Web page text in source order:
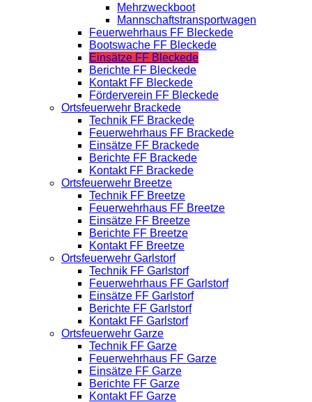
Mehrzweckboot
Mannschaftstransportwagen
Feuerwehrhaus FF Bleckede
Bootswache FF Bleckede
Einsätze FF Bleckede
Berichte FF Bleckede
Kontakt FF Bleckede
Förderverein FF Bleckede
Ortsfeuerwehr Brackede
Technik FF Brackede
Feuerwehrhaus FF Brackede
Einsätze FF Brackede
Berichte FF Brackede
Kontakt FF Brackede
Ortsfeuerwehr Breetze
Technik FF Breetze
Feuerwehrhaus FF Breetze
Einsätze FF Breetze
Berichte FF Breetze
Kontakt FF Breetze
Ortsfeuerwehr Garlstorf
Technik FF Garlstorf
Feuerwehrhaus FF Garlstorf
Einsätze FF Garlstorf
Berichte FF Garlstorf
Kontakt FF Garlstorf
Ortsfeuerwehr Garze
Technik FF Garze
Feuerwehrhaus FF Garze
Einsätze FF Garze
Berichte FF Garze
Kontakt FF Garze